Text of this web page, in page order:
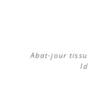
Abat-jour